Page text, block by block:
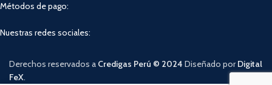
Métodos de pago:
Nuestras redes sociales:
Derechos reservados a Credigas Perú © 2024 Diseñado porDigital
FeX.